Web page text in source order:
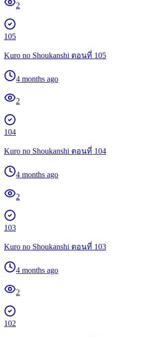
2
105
Kuro no Shoukanshi ตอนที่ 105
4 months ago
2
104
Kuro no Shoukanshi ตอนที่ 104
4 months ago
2
103
Kuro no Shoukanshi ตอนที่ 103
4 months ago
2
102